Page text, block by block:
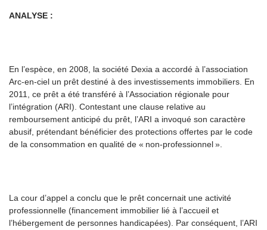
ANALYSE :
En l’espèce, en 2008, la société Dexia a accordé à l’association
Arc-en-ciel un prêt destiné à des investissements immobiliers. En
2011, ce prêt a été transféré à l’Association régionale pour
l’intégration (ARI). Contestant une clause relative au
remboursement anticipé du prêt, l’ARI a invoqué son caractère
abusif, prétendant bénéficier des protections offertes par le code
de la consommation en qualité de « non-professionnel ».
La cour d’appel a conclu que le prêt concernait une activité
professionnelle (financement immobilier lié à l’accueil et
l’hébergement de personnes handicapées). Par conséquent, l’ARI